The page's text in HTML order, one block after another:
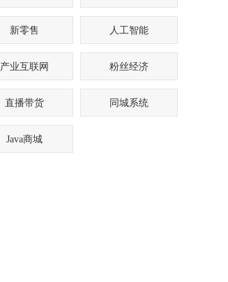
新零售 人工智能
产业互联网 粉丝经济
直播带货 同城系统
Java商城